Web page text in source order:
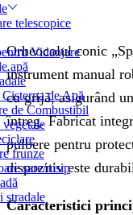
telescopice
Vidanjare
apă
de Apă
de Combustibil
vegetale
frunze
sare/nisip
stradale
Orheocolul conic
instrument manual
cu grijă, asigurând
întreg. Fabricat
pulbere pentru
dispozitiv este
Caracteristici